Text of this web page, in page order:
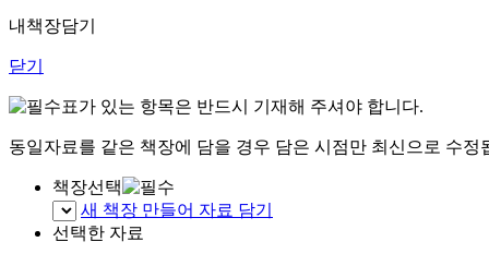
내책장담기
닫기
표가 있는 항목은 반드시 기재해 주셔야 합니다.
동일자료를 같은 책장에 담을 경우 담은 시점만 최신으로 수정
책장선택
새 책장 만들어 자료 담기
선택한 자료